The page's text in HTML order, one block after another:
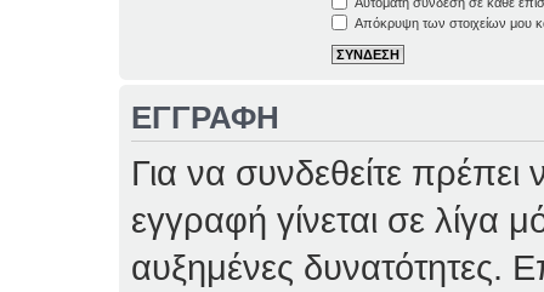
Απόκρυψη των στοιχείων μου
ΕΓΓΡΑΦΗ
Για να συνδεθείτε
εγγραφή γίνεται σε λίγα
αυξημένες δυνατότητες.